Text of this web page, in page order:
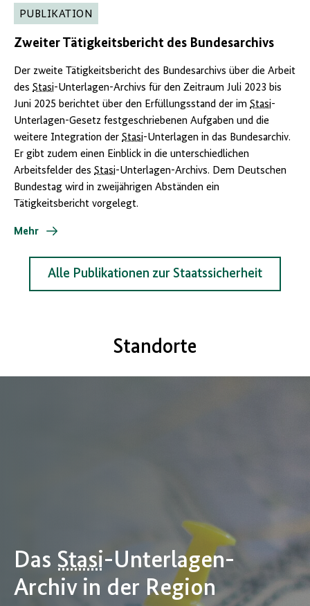
PUBLIKATION
Zweiter Tätigkeitsbericht des Bundesarchivs
Der zweite Tätigkeitsbericht des Bundesarchivs über die Arbeit
des Stasi-Unterlagen-Archivs für den Zeitraum Juli 2023 bis
Juni 2025 berichtet über den Erfüllungsstand der im Stasi-
Unterlagen-Gesetz festgeschriebenen Aufgaben und die
weitere Integration der Stasi-Unterlagen in das Bundesarchiv.
Er gibt zudem einen Einblick in die unterschiedlichen
Arbeitsfelder des Stasi-Unterlagen-Archivs. Dem Deutschen
Bundestag wird in zweijährigen Abständen ein
Tätigkeitsbericht vorgelegt.
Mehr
Alle Publikationen zur Staatssicherheit
Standorte
Das Stasi-Unterlagen-
Archiv in der Region